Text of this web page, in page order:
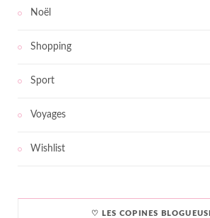
Noël
Shopping
Sport
Voyages
Wishlist
♡ LES COPINES